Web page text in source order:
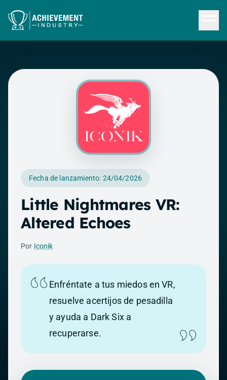
Fecha de lanzamiento: 24/04/2026
Little Nightmares VR:
Altered Echoes
Por Iconik
Enfréntate a tus miedos en VR,
resuelve acertijos de pesadilla
y ayuda a Dark Six a
recuperarse.